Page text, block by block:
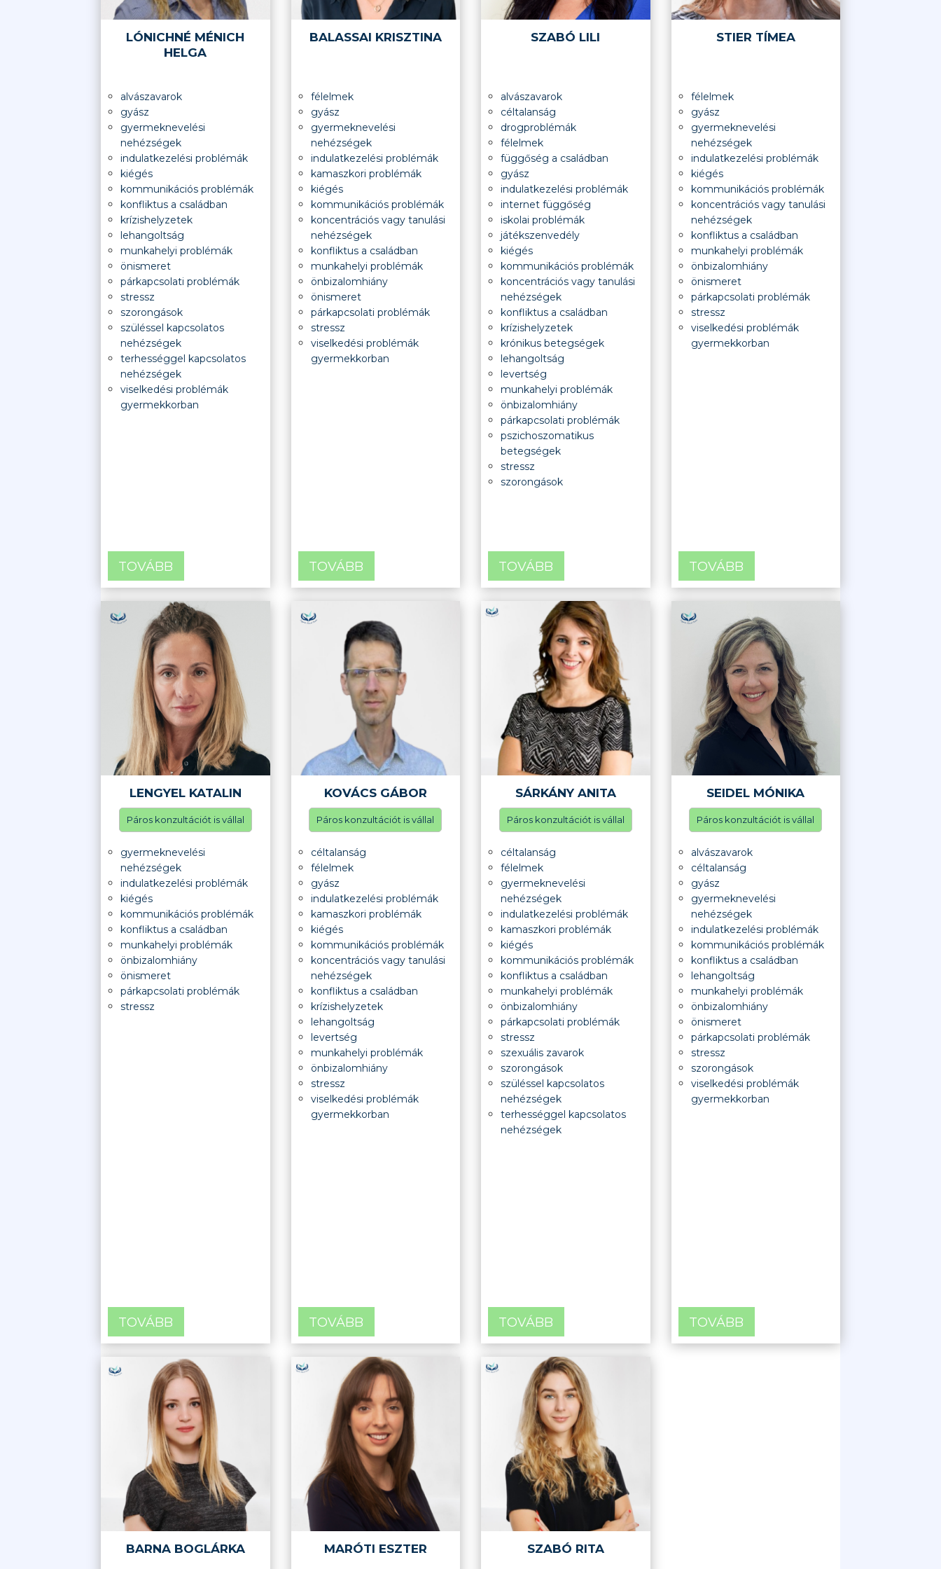
LÓNICHNÉ MÉNICH
HELGA
alvászavarok
gyász
gyermeknevelési
nehézségek
indulatkezelési problémák
kiégés
kommunikációs problémák
konfliktus a családban
krízishelyzetek
lehangoltság
munkahelyi problémák
önismeret
párkapcsolati problémák
stressz
szorongások
szüléssel kapcsolatos
nehézségek
terhességgel kapcsolatos
nehézségek
viselkedési problémák
gyermekkorban
TOVÁBB
BALASSAI KRISZTINA
félelmek
gyász
gyermeknevelési
nehézségek
indulatkezelési problémák
kamaszkori problémák
kiégés
kommunikációs problémák
koncentrációs vagy tanulási
nehézségek
konfliktus a családban
munkahelyi problémák
önbizalomhiány
önismeret
párkapcsolati problémák
stressz
viselkedési problémák
gyermekkorban
TOVÁBB
SZABÓ LILI
alvászavarok
céltalanság
drogproblémák
félelmek
függőség a családban
gyász
indulatkezelési problémák
internet függőség
iskolai problémák
játékszenvedély
kiégés
kommunikációs problémák
koncentrációs vagy tanulási
nehézségek
konfliktus a családban
krízishelyzetek
krónikus betegségek
lehangoltság
levertség
munkahelyi problémák
önbizalomhiány
párkapcsolati problémák
pszichoszomatikus
betegségek
stressz
szorongások
TOVÁBB
STIER TÍMEA
félelmek
gyász
gyermeknevelési
nehézségek
indulatkezelési problémák
kiégés
kommunikációs problémák
koncentrációs vagy tanulási
nehézségek
konfliktus a családban
munkahelyi problémák
önbizalomhiány
önismeret
párkapcsolati problémák
stressz
viselkedési problémák
gyermekkorban
TOVÁBB
LENGYEL KATALIN
Páros konzultációt is vállal
gyermeknevelési
nehézségek
indulatkezelési problémák
kiégés
kommunikációs problémák
konfliktus a családban
munkahelyi problémák
önbizalomhiány
önismeret
párkapcsolati problémák
stressz
TOVÁBB
KOVÁCS GÁBOR
Páros konzultációt is vállal
céltalanság
félelmek
gyász
indulatkezelési problémák
kamaszkori problémák
kiégés
kommunikációs problémák
koncentrációs vagy tanulási
nehézségek
konfliktus a családban
krízishelyzetek
lehangoltság
levertség
munkahelyi problémák
önbizalomhiány
stressz
viselkedési problémák
gyermekkorban
TOVÁBB
SÁRKÁNY ANITA
Páros konzultációt is vállal
céltalanság
félelmek
gyermeknevelési
nehézségek
indulatkezelési problémák
kamaszkori problémák
kiégés
kommunikációs problémák
konfliktus a családban
munkahelyi problémák
önbizalomhiány
párkapcsolati problémák
stressz
szexuális zavarok
szorongások
szüléssel kapcsolatos
nehézségek
terhességgel kapcsolatos
nehézségek
TOVÁBB
SEIDEL MÓNIKA
Páros konzultációt is vállal
alvászavarok
céltalanság
gyász
gyermeknevelési
nehézségek
indulatkezelési problémák
kommunikációs problémák
konfliktus a családban
lehangoltság
munkahelyi problémák
önbizalomhiány
önismeret
párkapcsolati problémák
stressz
szorongások
viselkedési problémák
gyermekkorban
TOVÁBB
BARNA BOGLÁRKA MARÓTI ESZTER SZABÓ RITA